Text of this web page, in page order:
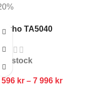
TA5040
In stock
596 kr – 7 996 kr